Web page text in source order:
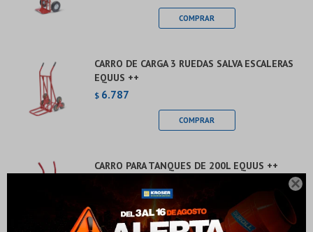

CARRO DE CARGA 3 RUEDAS SALVA ESCALERAS
EQUUS ++
$ 6.787
CARRO PARA TANQUES DE 200L EQUUS ++
¡Sumate a la forma más ágil de comprar!
cuotas * ¡Solo con tu cédula!
* sujeto aprobación crediticia.